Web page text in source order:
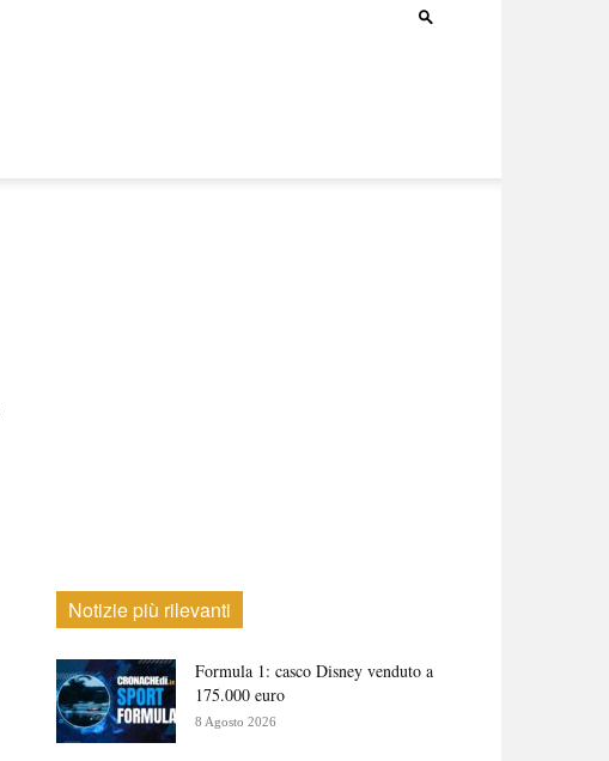
Notizie più rilevanti
Formula 1: casco Disney venduto a
175.000 euro
8 Agosto 2026